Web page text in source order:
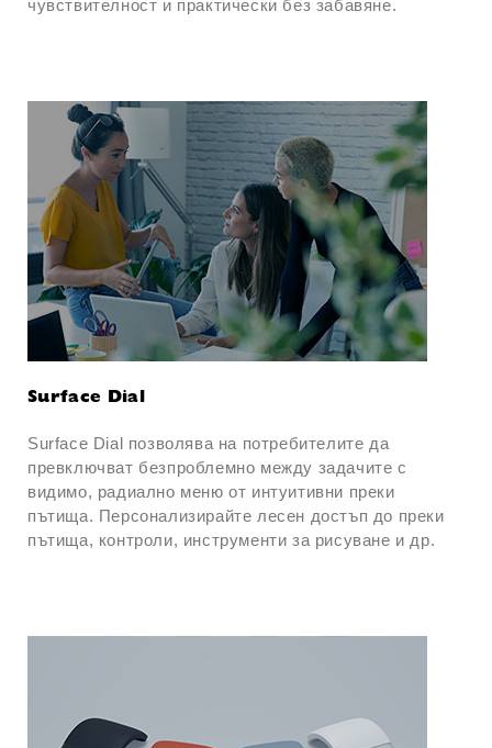
чувствителност и практически без забавяне.
Surface Dial
Surface Dial позволява на потребителите да
превключват безпроблемно между задачите с
видимо, радиално меню от интуитивни преки
пътища. Персонализирайте лесен достъп до преки
пътища, контроли, инструменти за рисуване и др.